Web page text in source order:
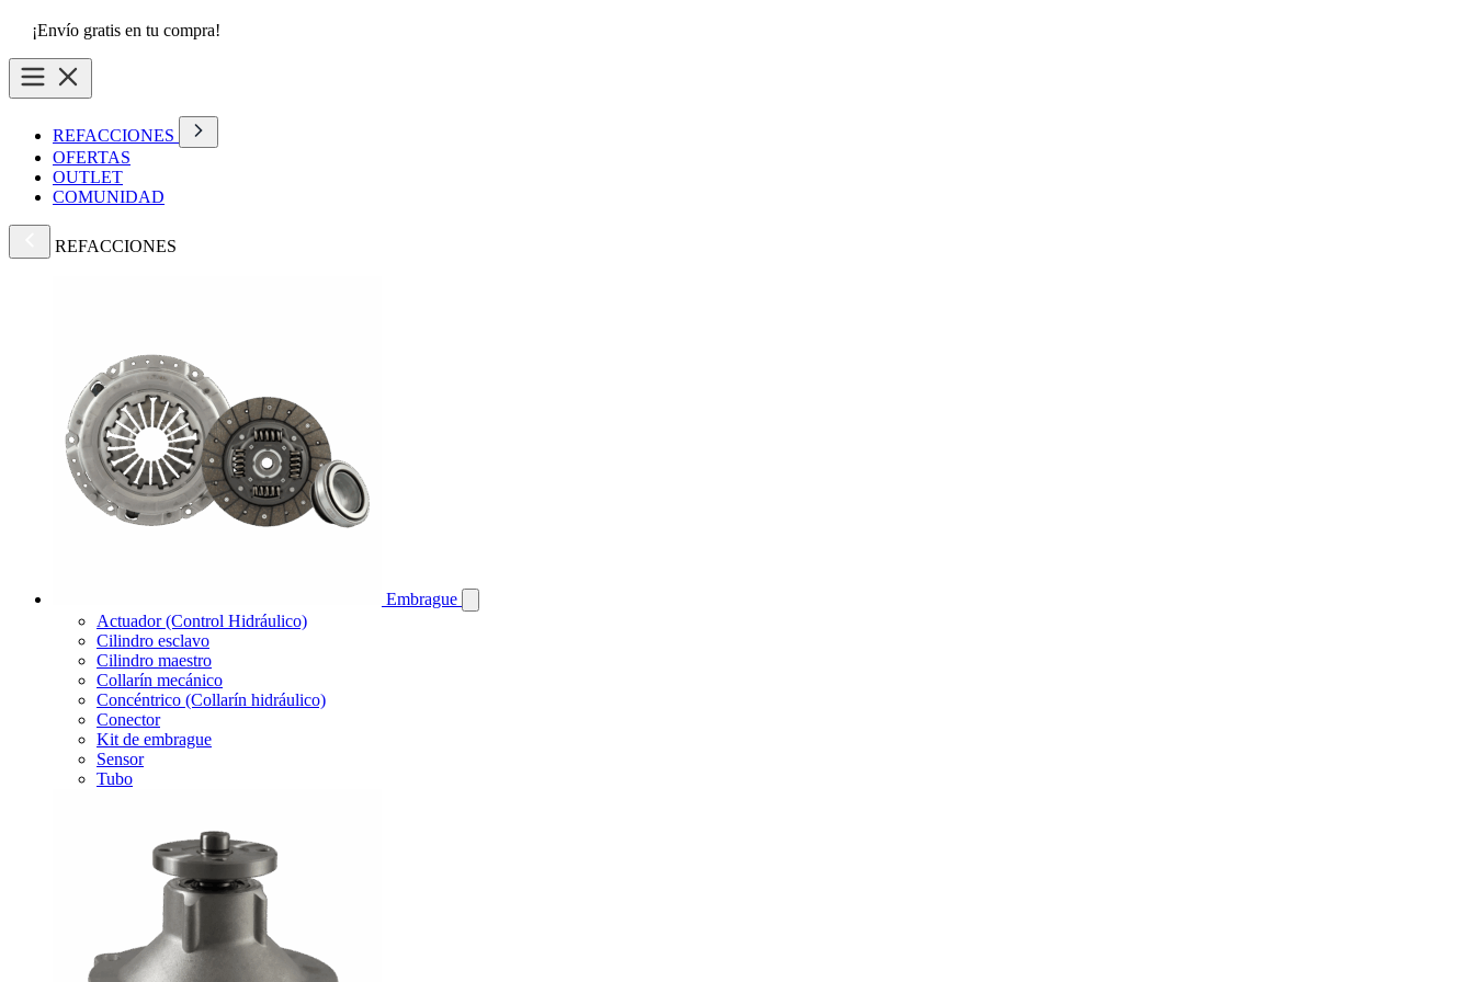
¡Envío gratis en tu compra!
REFACCIONES
OFERTAS
OUTLET
COMUNIDAD
REFACCIONES
Embrague
Actuador (Control Hidráulico)
Cilindro esclavo
Cilindro maestro
Collarín mecánico
Concéntrico (Collarín hidráulico)
Conector
Kit de embrague
Sensor
Tubo